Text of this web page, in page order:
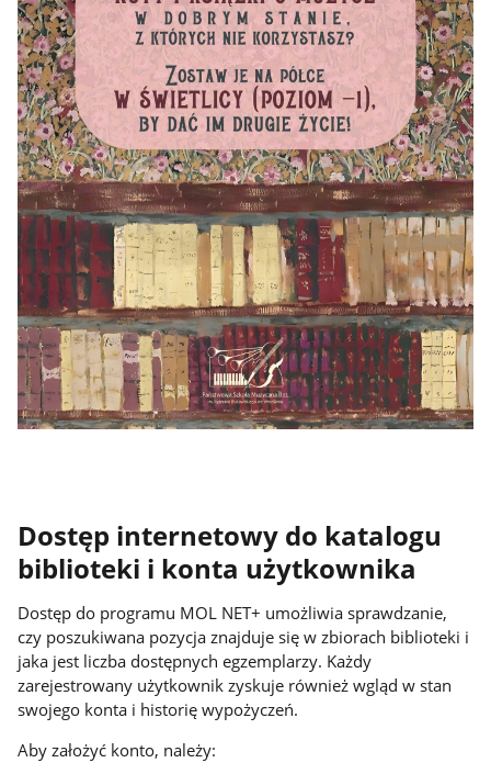
Dostęp internetowy do katalogu
biblioteki i konta użytkownika
Dostęp do programu MOL NET+ umożliwia sprawdzanie,
czy poszukiwana pozycja znajduje się w zbiorach biblioteki i
jaka jest liczba dostępnych egzemplarzy. Każdy
zarejestrowany użytkownik zyskuje również wgląd w stan
swojego konta i historię wypożyczeń.
Aby założyć konto, należy: